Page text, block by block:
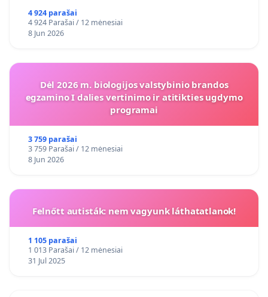
4 924 parašai
4 924 Parašai / 12 mėnesiai
8 Jun 2026
Dėl 2026 m. biologijos valstybinio brandos
egzamino I dalies vertinimo ir atitikties ugdymo
programai
3 759 parašai
3 759 Parašai / 12 mėnesiai
8 Jun 2026
Felnőtt autisták: nem vagyunk láthatatlanok!
1 105 parašai
1 013 Parašai / 12 mėnesiai
31 Jul 2025